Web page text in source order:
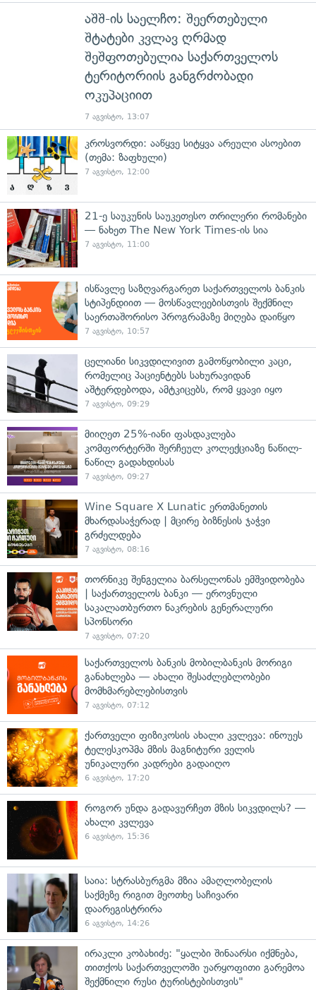
აშშ-ის საელჩო: შეერთებული
შტატები კვლავ ღრმად
შეშფოთებულია საქართველოს
ტერიტორიის განგრძობადი
ოკუპაციით
7 აგვისტო, 13:07
კროსვორდი: ააწყვე სიტყვა არეული ასოებით
(თემა: ზაფხული)
7 აგვისტო, 12:00
21-ე საუკუნის საუკეთესო თრილერი რომანები
— ნახეთ The New York Times-ის სია
7 აგვისტო, 11:00
ისწავლე საზღვარგარეთ საქართველოს ბანკის
სტიპენდიით — მოსწავლეებისთვის შექმნილ
საერთაშორისო პროგრამაზე მიღება დაიწყო
7 აგვისტო, 10:57
ცელიანი სიკვდილივით გამოწყობილი კაცი,
რომელიც პაციენტებს სახურავიდან
აშტერდებოდა, ამტკიცებს, რომ ყვავი იყო
7 აგვისტო, 09:29
მიიღეთ 25%-იანი ფასდაკლება
კომფორტერში შერჩეულ კოლექციაზე ნაწილ-
ნაწილ გადახდისას
7 აგვისტო, 09:27
Wine Square X Lunatic ერთმანეთის
მხარდასაჭერად | მცირე ბიზნესის ჯაჭვი
გრძელდება
7 აგვისტო, 08:16
თორნიკე შენგელია ბარსელონას ემშვიდობება
| საქართველოს ბანკი — ეროვნული
საკალათბურთო ნაკრების გენერალური
სპონსორი
7 აგვისტო, 07:20
საქართველოს ბანკის მობილბანკის მორიგი
განახლება — ახალი შესაძლებლობები
მომხმარებლებისთვის
7 აგვისტო, 07:12
ქართველი ფიზიკოსის ახალი კვლევა: ინოუეს
ტელესკოპმა მზის მაგნიტური ველის
უნიკალური კადრები გადაიღო
6 აგვისტო, 17:20
როგორ უნდა გადავურჩეთ მზის სიკვდილს? —
ახალი კვლევა
6 აგვისტო, 15:36
საია: სტრასბურგმა მზია ამაღლობელის
საქმეზე რიგით მეოთხე საჩივარი
დაარეგისტრირა
6 აგვისტო, 14:26
ირაკლი კობახიძე: "ყალბი შინაარსი იქმნება,
თითქოს საქართველოში უარყოფითი გარემოა
შექმნილი რუსი ტურისტებისთვის"